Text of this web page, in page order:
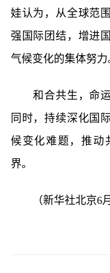
娃认为，从全球范
强国际团结，增进
气候变化的集体努力
和合共生，命运
同时，持续深化国
候变化难题，推动
界。
（新华社北京6月